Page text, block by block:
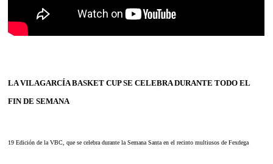
LA VILAGARCÍA BASKET CUP SE CELEBRA DURANTE TODO EL
FIN DE SEMANA
19 Edición de la VBC, que se celebra durante la Semana Santa en el recinto multiusos de Fexdega